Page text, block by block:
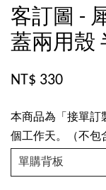
客訂圖 -
蓋兩用殼
NT$ 330
本商品為「接單訂
個工作天。（不包